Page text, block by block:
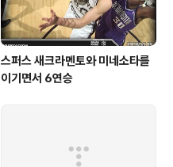
스퍼스 새크라멘토와 미네소타를
이기면서 6연승